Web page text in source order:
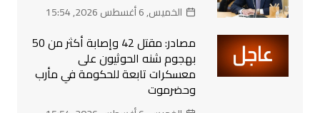
الخميس, 6 أغسطس 2026, 15:54
مصادر: مقتل 42 وإصابة أكثر من 50
بهجوم شنه الحوثيون على
معسكرات تابعة للحكومة في مأرب
وحضرموت